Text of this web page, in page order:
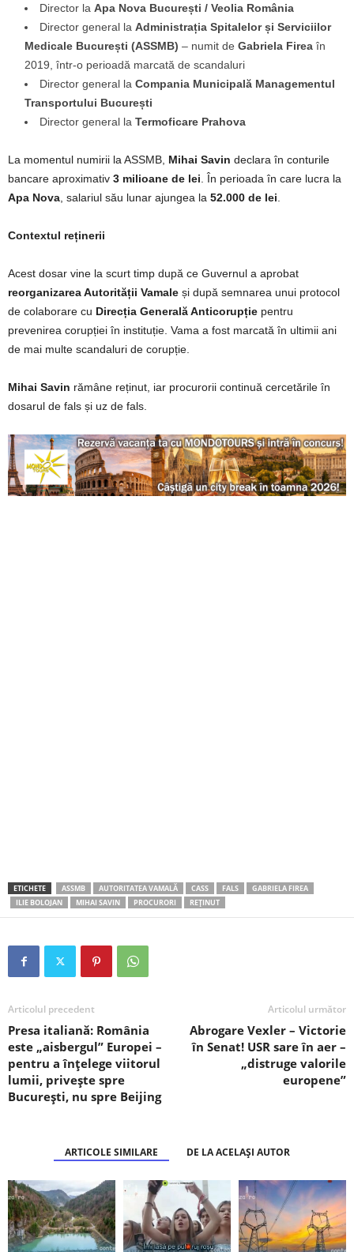
Director la Apa Nova București / Veolia România
Director general la Administrația Spitalelor și Serviciilor
Medicale București (ASSMB) – numit de Gabriela Firea în
2019, într-o perioadă marcată de scandaluri
Director general la Compania Municipală Managementul
Transportului București
Director general la Termoficare Prahova
La momentul numirii la ASSMB, Mihai Savin declara în conturile
bancare aproximativ 3 milioane de lei . În perioada în care lucra la
Apa Nova , salariul său lunar ajungea la 52.000 de lei
Contextul reținerii
Acest dosar vine la scurt timp după ce Guvernul a aprobat
reorganizarea Autorității Vamale și după semnarea unui protocol
de colaborare cu Direcția Generală Anticorupție pentru
prevenirea corupției în instituție. Vama a fost marcată în ultimii ani
de mai multe scandaluri de corupție.
Mihai Savin rămâne reținut, iar procurorii continuă cercetările în
dosarul de fals și uz de fals.
ETICHETE ASSMB AUTORITATEA VAMALĂ CASS FALS
GABRIELA FIREA
ILIE BOLOJAN
MIHAI SAVIN PROCURORI REȚINUT
Articolul precedent
Presa italiană: România
este „aisbergul” Europei –
pentru a înțelege viitorul
lumii, privește spre
București, nu spre Beijing
Articolul următor
Abrogare Vexler – Victorie
în Senat! USR sare în aer –
„distruge valorile
europene”
ARTICOLE SIMILARE DE LA ACELAȘI AUTOR